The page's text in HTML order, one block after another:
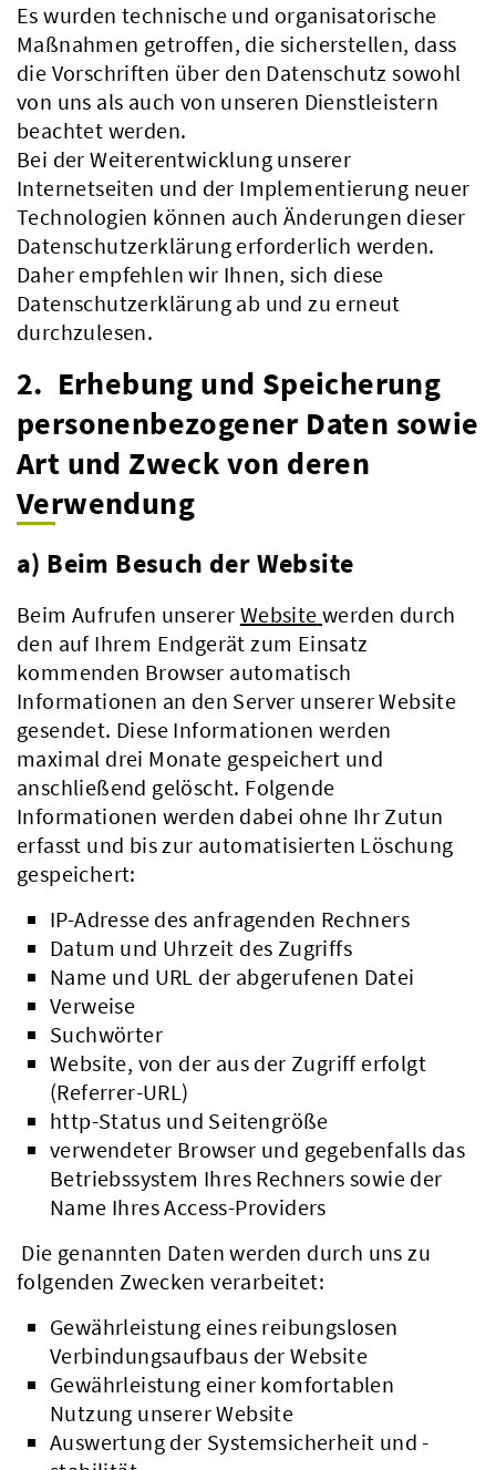
Es wurden technische und organisatorische
Maßnahmen getroffen, die sicherstellen, dass
die Vorschriften über den Datenschutz sowohl
von uns als auch von unseren Dienstleistern
beachtet werden.
Bei der Weiterentwicklung unserer
Internetseiten und der Implementierung neuer
Technologien können auch Änderungen dieser
Datenschutzerklärung erforderlich werden.
Daher empfehlen wir Ihnen, sich diese
Datenschutzerklärung ab und zu erneut
durchzulesen.
2. Erhebung und Speicherung
personenbezogener Daten sowie
Art und Zweck von deren
Verwendung
a) Beim Besuch der Website
Beim Aufrufen unserer Website werden durch
den auf Ihrem Endgerät zum Einsatz
kommenden Browser automatisch
Informationen an den Server unserer Website
gesendet. Diese Informationen werden
maximal drei Monate gespeichert und
anschließend gelöscht. Folgende
Informationen werden dabei ohne Ihr Zutun
erfasst und bis zur automatisierten Löschung
gespeichert:
IP-Adresse des anfragenden Rechners
Datum und Uhrzeit des Zugriffs
Name und URL der abgerufenen Datei
Verweise
Suchwörter
Website, von der aus der Zugriff erfolgt
(Referrer-URL)
http-Status und Seitengröße
verwendeter Browser und gegebenfalls das
Betriebssystem Ihres Rechners sowie der
Name Ihres Access-Providers
Die genannten Daten werden durch uns zu
folgenden Zwecken verarbeitet:
Gewährleistung eines reibungslosen
Verbindungsaufbaus der Website
Gewährleistung einer komfortablen
Nutzung unserer Website
Auswertung der Systemsicherheit und -